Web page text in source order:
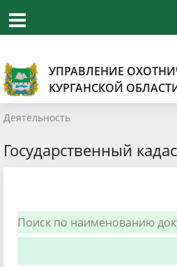
УПРАВЛЕНИЕ
КУРГАНСКОЙ
Деятельность
Государственный
Поиск по наименованию